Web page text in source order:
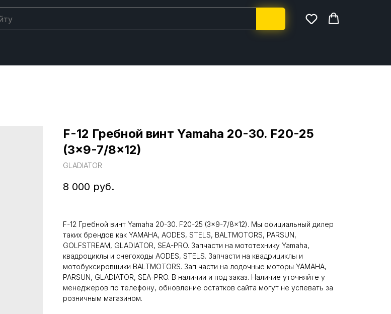
F-12 Гребной винт Yamaha 20-30. F20-25
(3x9-7/8x12)
GLADIATOR
8 000 руб.
F-12 Гребной винт Yamaha 20-30. F20-25 (3x9-7/8x12). Мы официальный дилер
таких брендов как YAMAHA, AODES, STELS, BALTMOTORS, PARSUN,
GOLFSTREAM, GLADIATOR, SEA-PRO. Запчасти на мототехнику Yamaha,
квадроциклы и снегоходы AODES, STELS. Запчасти на квадрициклы и
мотобуксировщики BALTMOTORS. Зап части на лодочные моторы YAMAHA,
PARSUN, GLADIATOR, SEA-PRO. В наличии и под заказ. Наличие уточняйте у
менеджеров по телефону, обновление остатков сайта могут не успевать за
розничным магазином.